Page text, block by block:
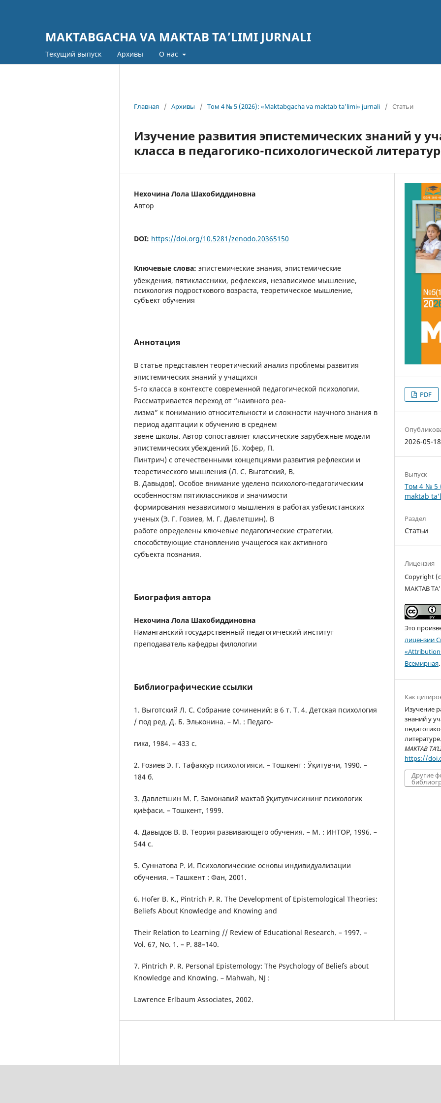
MAKTABGACHA VA MAKTAB TA’LIMI JURNALI
Текущий выпуск Архивы О нас
Главная / Архивы / Том 4 № 5 (2026): «Maktabgacha va maktab ta’limi» jurnali / Статьи
Изучение развития эпистемических знаний у
класса в педагогико-психологической
Нехочина Лола Шахобиддиновна
Автор
DOI: https://doi.org/10.5281/zenodo.20365150
Ключевые слова: эпистемические знания, эпистемические
убеждения, пятиклассники, рефлексия, независимое мышление,
психология подросткового возраста, теоретическое мышление,
субъект обучения
Аннотация
В статье представлен теоретический анализ проблемы развития
эпистемических знаний у учащихся
5-го класса в контексте современной педагогической психологии.
Рассматривается переход от “наивного реа-
лизма” к пониманию относительности и сложности научного знания в
период адаптации к обучению в среднем
звене школы. Автор сопоставляет классические зарубежные модели
эпистемических убеждений (Б. Хофер, П.
Пинтрич) с отечественными концепциями развития рефлексии и
теоретического мышления (Л. С. Выготский, В.
В. Давыдов). Особое внимание уделено психолого-педагогическим
особенностям пятиклассников и значимости
формирования независимого мышления в работах узбекистанских
ученых (Э. Г. Гозиев, М. Г. Давлетшин). В
работе определены ключевые педагогические стратегии,
способствующие становлению учащегося как активного
субъекта познания.
Биография автора
Нехочина Лола Шахобиддиновна
Наманганский государственный педагогический институт
преподаватель кафедры филологии
Библиографические ссылки
1. Выготский Л. С. Собрание сочинений: в 6 т. Т. 4. Детская психология
/ под ред. Д. Б. Эльконина. – М. : Педаго-
гика, 1984. – 433 с.
2. Ғозиев Э. Г. Тафаккур психологияси. – Тошкент : Ўқитувчи, 1990. –
184 б.
3. Давлетшин М. Г. Замонавий мактаб ўқитувчисининг психологик
қиёфаси. – Тошкент, 1999.
4. Давыдов В. В. Теория развивающего обучения. – М. : ИНТОР, 1996. –
544 с.
5. Суннатова Р. И. Психологические основы индивидуализации
обучения. – Ташкент : Фан, 2001.
6. Hofer B. K., Pintrich P. R. The Development of Epistemological Theories:
Beliefs About Knowledge and Knowing and
Their Relation to Learning // Review of Educational Research. – 1997. –
Vol. 67, No. 1. – P. 88–140.
7. Pintrich P. R. Personal Epistemology: The Psychology of Beliefs about
Knowledge and Knowing. – Mahwah, NJ :
Lawrence Erlbaum Associates, 2002.
PDF
2026-05-18
Выпуск
Том 4 № 5
maktab
Раздел
Статьи
Лицензия
Copyright
MAKTAB
Это
лицензии
Всемирная.
Как
Изучение
знаний у
MAKTAB
https://
Другие